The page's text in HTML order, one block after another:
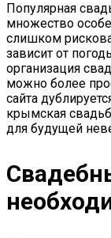
Популярная
множество
слишком
зависит от
организация
можно более
сайта
крымская
для будущей